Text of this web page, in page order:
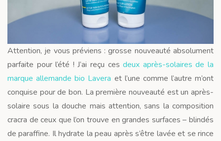
Attention, je vous préviens : grosse nouveauté absolument
parfaite pour l’été ! J’ai reçu cesdeux après-solaires de la
marque allemande bio Lavera et l’une comme l’autre m’ont
conquise pour de bon. La première nouveauté est un après-
solaire sous la douche mais attention, sans la composition
cracra de ceux que l’on trouve en grandes surfaces – blindés
de paraffine. Il hydrate la peau après s’être lavée et se rince